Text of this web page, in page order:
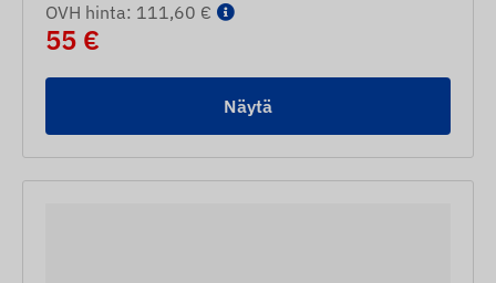
OVH hinta: 111,60 €
55 €
Näytä